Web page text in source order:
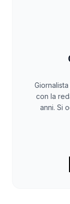
con la
anni. Si